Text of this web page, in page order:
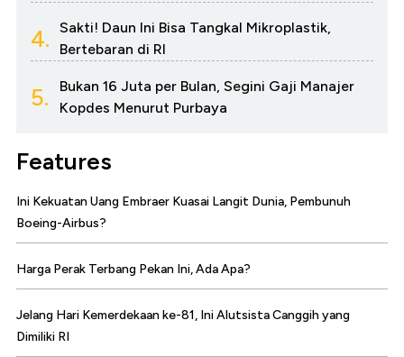
4.
Sakti! Daun Ini Bisa Tangkal Mikroplastik,
Bertebaran di RI
5.
Bukan 16 Juta per Bulan, Segini Gaji Manajer
Kopdes Menurut Purbaya
Features
Ini Kekuatan Uang Embraer Kuasai Langit Dunia, Pembunuh
Boeing-Airbus?
Harga Perak Terbang Pekan Ini, Ada Apa?
Jelang Hari Kemerdekaan ke-81, Ini Alutsista Canggih yang
Dimiliki RI